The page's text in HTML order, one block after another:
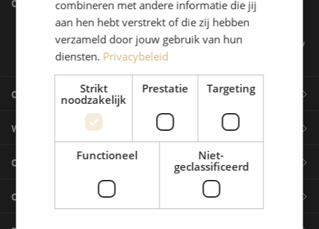
Onze klanten
Onze producten
Glasvezel management systemen
Glasvezel kabels
Glasvezel aansluitmaterialen en accessoires
Webshop
Verzenden en retourneren
Over Maunt
Onze markten
combineren met andere informatie die jij
aan hen hebt verstrekt of die zij hebben
verzameld door jouw gebruik van hun
diensten. Privacybeleid
Strikt
noodzakelijk
Prestatie Targeting
Functioneel
Niet-
geclassificeerd